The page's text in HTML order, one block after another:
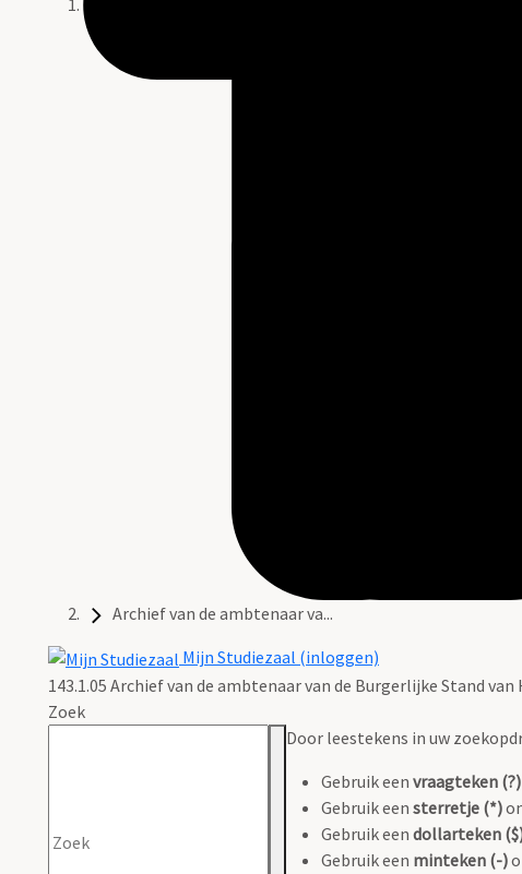
Archief van de ambtenaar va...
Mijn Studiezaal (inloggen)
143.1.05 Archief van de ambtenaar van de Burgerlijke Stand
Zoek
Door leestekens in uw
Gebruik een vraagteken (?)
Gebruik een sterretje (*)
Gebruik een dollarteken
Gebruik een minteken (-)